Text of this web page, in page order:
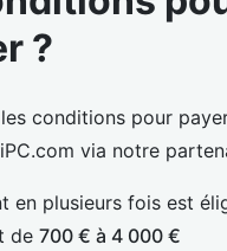
?
conditions pour
via notre
en plusieurs fois est
de 700 € à 4 000 €